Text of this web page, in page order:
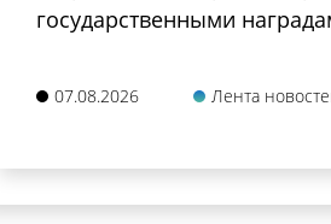
государственными
07.08.2026 Лента